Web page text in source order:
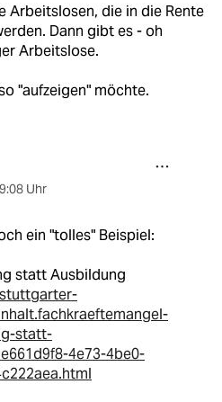
Arbeitslosen, die in die Rente
Dann gibt es - oh
Arbeitslose.
"aufzeigen" möchte.
Uhr
ein "tolles" Beispiel:
statt Ausbildung
statt-
4e73-4be0-